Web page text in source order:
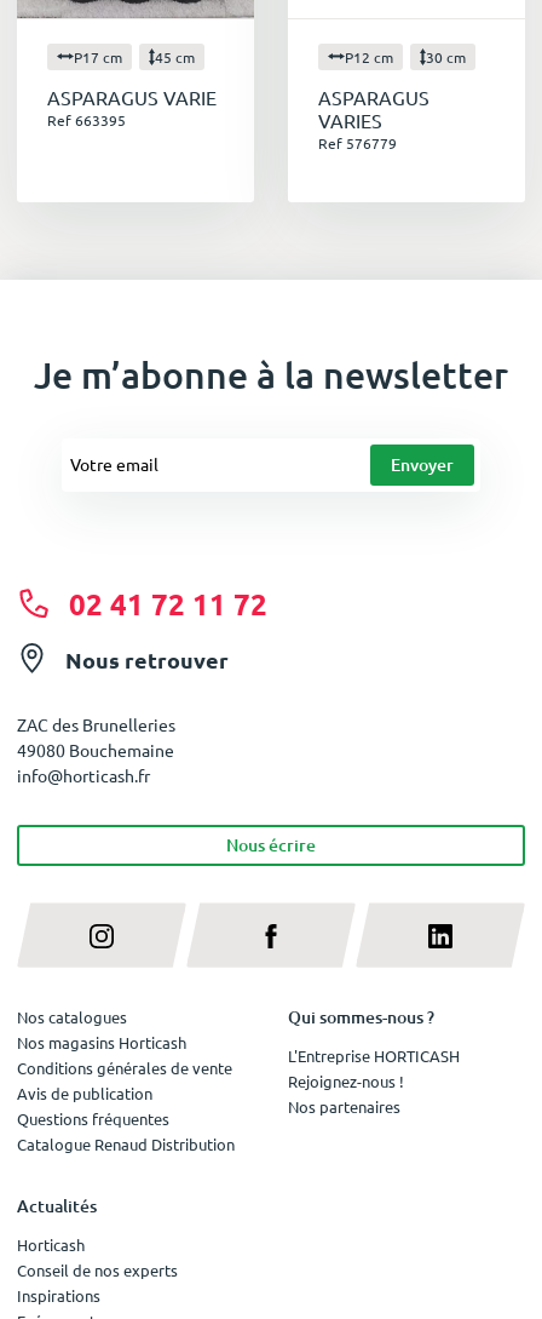
P17 cm 45 cm
ASPARAGUS VARIE
Ref 663395
P12 cm 30 cm
ASPARAGUS
VARIES
Ref 576779
Je m’abonne à la newsletter
02 41 72 11 72
Nous retrouver
ZAC des Brunelleries
49080 Bouchemaine
info@horticash.fr
Nous écrire
Nos catalogues
Nos magasins Horticash
Conditions générales de vente
Avis de publication
Questions fréquentes
Catalogue Renaud Distribution
Qui sommes-nous ?
L'Entreprise HORTICASH
Rejoignez-nous !
Nos partenaires
Actualités
Horticash
Conseil de nos experts
Inspirations